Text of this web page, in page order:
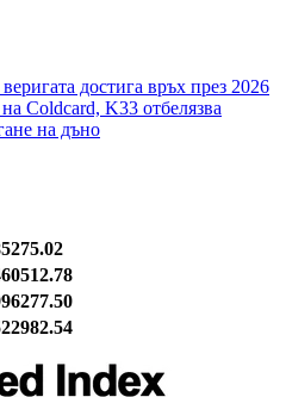
достига връх през 2026
Coldcard, K33 отбелязва
на дъно